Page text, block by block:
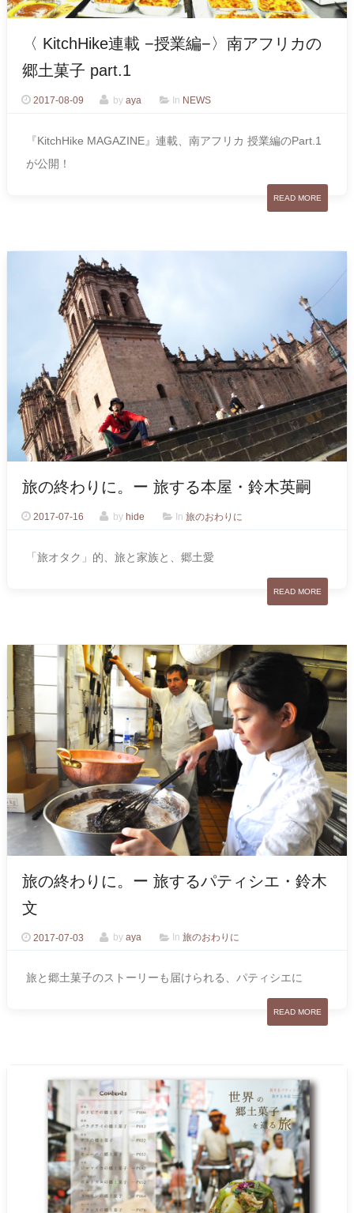
〈 KitchHike連載 −授業編−〉南アフリカの
郷土菓子 part.1
2017-08-09 by aya In NEWS
『KitchHike MAGAZINE』連載、南アフリカ 授業編のPart.1
が公開！
READ MORE
旅の終わりに。ー 旅する本屋・鈴木英嗣
2017-07-16 by hide In 旅のおわりに
「旅オタク」的、旅と家族と、郷土愛
READ MORE
旅の終わりに。ー 旅するパティシエ・鈴木
文
2017-07-03 by aya In 旅のおわりに
旅と郷土菓子のストーリーも届けられる、パティシエに
READ MORE